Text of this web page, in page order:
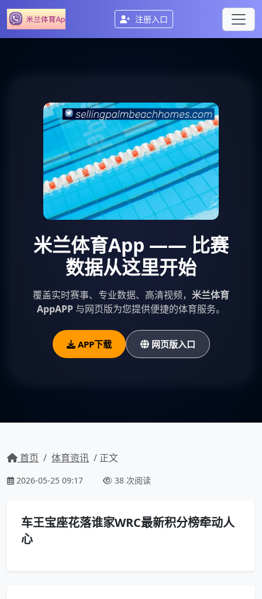
注册入口
米兰体育App —— 比赛
数据从这里开始
覆盖实时赛事、专业数据、高清视频， 米兰体育
AppAPP 与网页版为您提供便捷的体育服务。
APP下载 网页版入口
首页 / 体育资讯 / 正文
2026-05-25 09:17 38 次阅读
车王宝座花落谁家WRC最新积分榜牵动人
心